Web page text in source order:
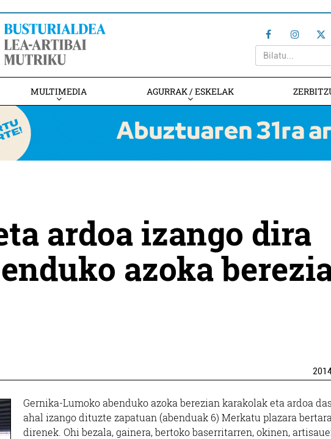
MULTIMEDIA AGURRAK / ESKELAK
ardoa izango dira
azoka
Gernika-Lumoko abenduko azoka berezian karakolak eta ardoa
ahal izango dituzte zapatuan (abenduak 6) Merkatu plazara
direnek. Ohi bezala, gainera, bertoko baserritarren, okinen,